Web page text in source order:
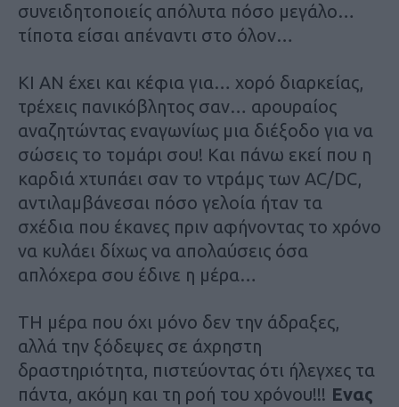
συνειδητοποιείς απόλυτα πόσο μεγάλο…
τίποτα είσαι απέναντι στο όλον…
ΚΙ ΑΝ έχει και κέφια για… χορό διαρκείας,
τρέχεις πανικόβλητος σαν… αρουραίος
αναζητώντας εναγωνίως μια διέξοδο για να
σώσεις το τομάρι σου! Και πάνω εκεί που η
καρδιά χτυπάει σαν το ντράμς των AC/DC,
αντιλαμβάνεσαι πόσο γελοία ήταν τα
σχέδια που έκανες πριν αφήνοντας το χρόνο
να κυλάει δίχως να απολαύσεις όσα
απλόχερα σου έδινε η μέρα…
ΤΗ μέρα που όχι μόνο δεν την άδραξες,
αλλά την ξόδεψες σε άχρηστη
δραστηριότητα, πιστεύοντας ότι ήλεγχες τα
πάντα, ακόμη και τη ροή του χρόνου!!! Ενας